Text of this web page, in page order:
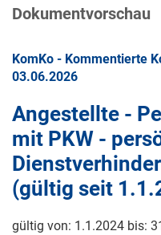
Dokumentvorschau
KomKo - Kommentierte
03.06.2026
Angestellte -
mit PKW -
(gültig seit
gültig von: 1.1.2024 bis: